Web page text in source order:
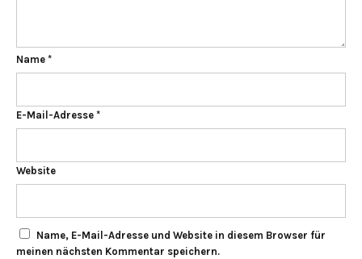
Name *
E-Mail-Adresse *
Website
Name, E-Mail-Adresse und Website in diesem Browser für
meinen nächsten Kommentar speichern.